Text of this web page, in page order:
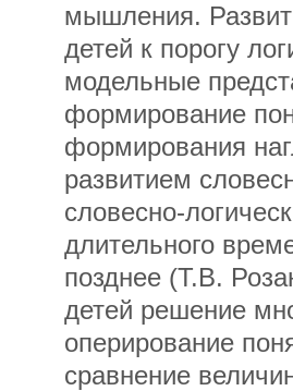
мышления.
детей к порогу
модельные
формирование
формирования
развитием
словесно-
длительного
позднее (Т.В.
детей решение
оперирование
сравнение